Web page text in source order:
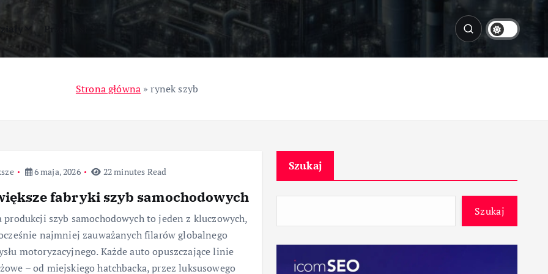
Przemysł
Strona główna »rynek szyb
6 maja, 2026 22 minutes Read
fabryki szyb samochodowych
produkcji szyb samochodowych to jeden z kluczowych,
najmniej zauważanych filarów globalnego
motoryzacyjnego. Każde auto opuszczające linie
– od miejskiego hatchbacka, przez luksusowego
Szukaj
Szukaj